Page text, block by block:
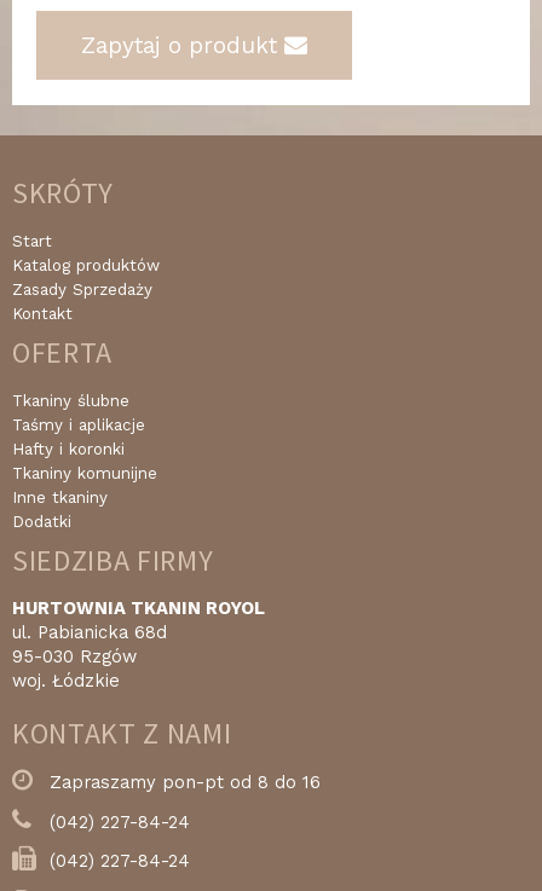
Zapytaj o produkt
SKRÓTY
Start
Katalog produktów
Zasady Sprzedaży
Kontakt
OFERTA
Tkaniny ślubne
Taśmy i aplikacje
Hafty i koronki
Tkaniny komunijne
Inne tkaniny
Dodatki
SIEDZIBA FIRMY
HURTOWNIA TKANIN ROYOL
ul. Pabianicka 68d
95-030 Rzgów
woj. Łódzkie
KONTAKT Z NAMI
Zapraszamy pon-pt od 8 do 16
(042) 227-84-24
(042) 227-84-24